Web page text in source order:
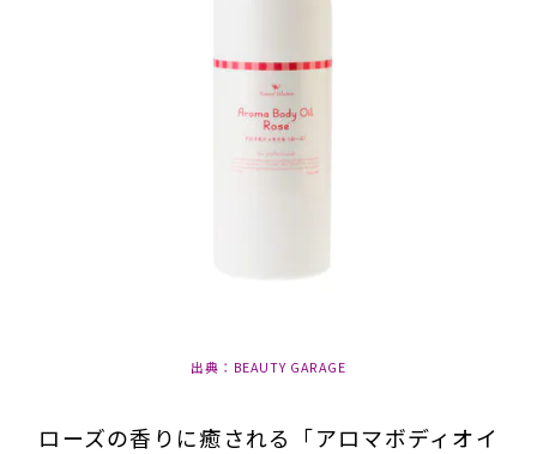
出典：BEAUTY GARAGE
ローズの香りに癒される「アロマボディオイ